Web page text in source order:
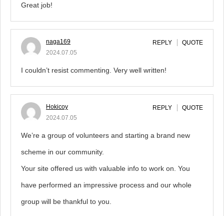
Great job!
naga169
2024.07.05
REPLY QUOTE
I couldn’t resist commenting. Very well written!
Hokicoy
2024.07.05
REPLY QUOTE
We’re a group of volunteers and starting a brand new
scheme in our community.
Your site offered us with valuable info to work on. You
have performed an impressive process and our whole
group will be thankful to you.